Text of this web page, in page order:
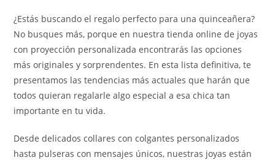
¿Estás buscando el regalo perfecto para una quinceañera?
No busques más, porque en nuestra tienda online de joyas
con proyección personalizada encontrarás las opciones
más originales y sorprendentes. En esta lista definitiva, te
presentamos las tendencias más actuales que harán que
todos quieran regalarle algo especial a esa chica tan
importante en tu vida.
Desde delicados collares con colgantes personalizados
hasta pulseras con mensajes únicos, nuestras joyas están